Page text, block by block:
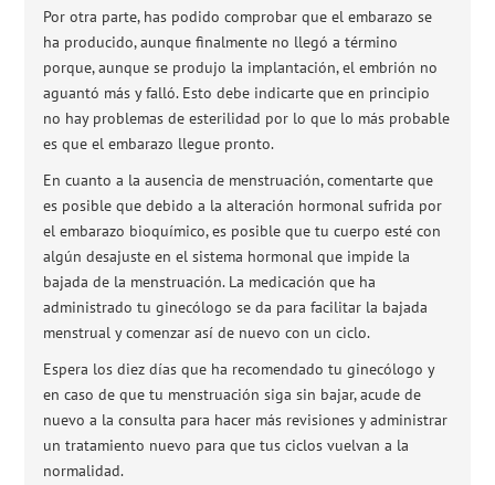
Por otra parte, has podido comprobar que el embarazo se
ha producido, aunque finalmente no llegó a término
porque, aunque se produjo la implantación, el embrión no
aguantó más y falló. Esto debe indicarte que en principio
no hay problemas de esterilidad por lo que lo más probable
es que el embarazo llegue pronto.
En cuanto a la ausencia de menstruación, comentarte que
es posible que debido a la alteración hormonal sufrida por
el embarazo bioquímico, es posible que tu cuerpo esté con
algún desajuste en el sistema hormonal que impide la
bajada de la menstruación. La medicación que ha
administrado tu ginecólogo se da para facilitar la bajada
menstrual y comenzar así de nuevo con un ciclo.
Espera los diez días que ha recomendado tu ginecólogo y
en caso de que tu menstruación siga sin bajar, acude de
nuevo a la consulta para hacer más revisiones y administrar
un tratamiento nuevo para que tus ciclos vuelvan a la
normalidad.